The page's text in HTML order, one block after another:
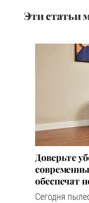
Эти статьи
Доверьте
обеспечат
Сегодня